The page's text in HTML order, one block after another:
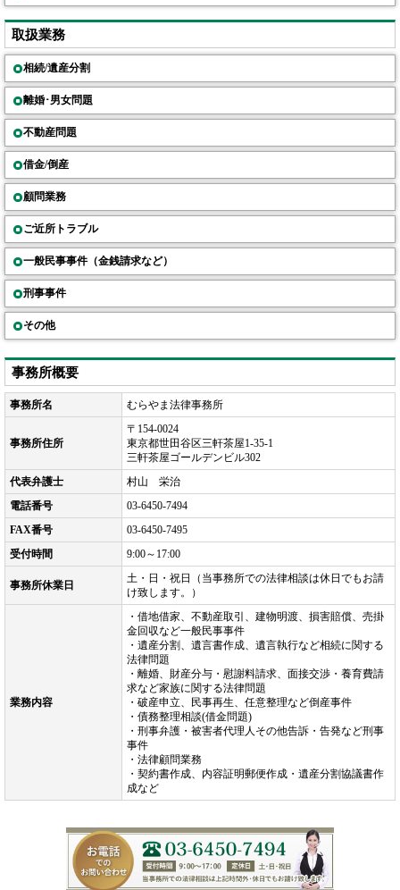
取扱業務
相続/遺産分割
離婚･男女問題
不動産問題
借金/倒産
顧問業務
ご近所トラブル
一般民事事件（金銭請求など）
刑事事件
その他
事務所概要
事務所名 むらやま法律事務所
事務所住所
〒154-0024
東京都世田谷区三軒茶屋1-35-1
三軒茶屋ゴールデンビル302
代表弁護士
村山 栄治
電話番号
03-6450-7494
FAX番号
03-6450-7495
受付時間
9:00～17:00
事務所休業日
土・日・祝日（当事務所での法律相談は休日でもお請
け致します。）
業務内容
・借地借家、不動産取引、建物明渡、損害賠償、売掛
金回収など一般民事事件
・遺産分割、遺言書作成、遺言執行など相続に関する
法律問題
・離婚、財産分与・慰謝料請求、面接交渉・養育費請
求など家族に関する法律問題
・破産申立、民事再生、任意整理など倒産事件
・債務整理相談(借金問題)
・刑事弁護・被害者代理人その他告訴・告発など刑事
事件
・法律顧問業務
・契約書作成、内容証明郵便作成・遺産分割協議書作
成など